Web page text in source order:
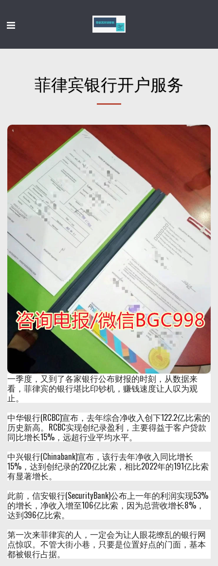
菲律宾银行开户服务
一季度，又到了各家银行公布财报的时刻，从数据来
看，菲律宾的银行堪比印钞机，赚钱速度让人叹为观
止。
中华银行(RCBC)宣布，去年综合净收入创下122.2亿比索的
历史新高。RCBC实现创纪录盈利，主要得益于客户贷款
同比增长15%，远超行业平均水平。
中兴银行(Chinabank)宣布，该行去年净收入同比增长
15%，达到创纪录的220亿比索，相比2022年的191亿比索
有显著增长。
此前，信安银行(SecurityBank)公布上一年的利润实现53%
的增长，净收入增至106亿比索，因为总营收增长8%，
达到396亿比索。
第一次来菲律宾的人，一定会为让人眼花缭乱的银行网
点惊叹。不管大街小巷，只要是位置好点的门面，基本
都被银行占据。